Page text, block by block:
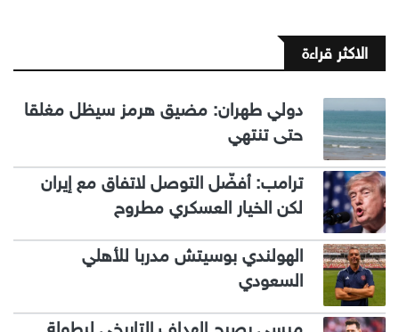
الاكثر قراءة
دولي طهران: مضيق هرمز سيظل مغلقا
حتى تنتهي
ترامب: أفضّل التوصل لاتفاق مع إيران
لكن الخيار العسكري مطروح
الهولندي بوسيتش مدربا للأهلي
السعودي